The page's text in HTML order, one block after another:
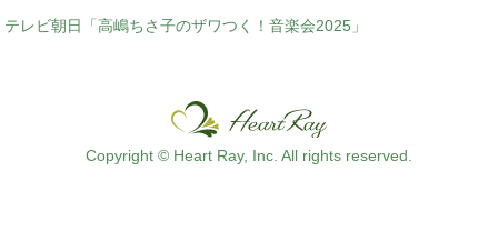
テレビ朝日「高嶋ちさ子のザワつく！音楽会2025」
Copyright © Heart Ray, Inc. All rights reserved.